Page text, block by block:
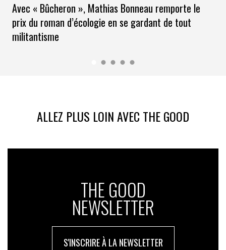
Avec « Bûcheron », Mathias Bonneau remporte le
prix du roman d’écologie en se gardant de tout
militantisme
ALLEZ PLUS LOIN AVEC THE GOOD
THE GOOD
NEWSLETTER
S'INSCRIRE À LA NEWSLETTER